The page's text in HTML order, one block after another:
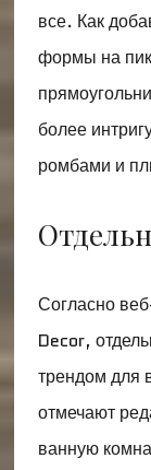
все. Как
формы на
более
ромбами и
Согласно
Decor,
трендом для
отмечают
ванную